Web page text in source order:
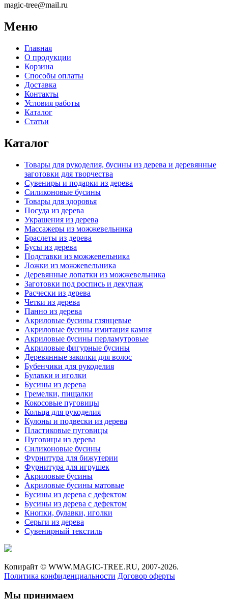
magic-tree@mail.ru
Меню
Главная
О продукции
Корзина
Способы оплаты
Доставка
Контакты
Условия работы
Каталог
Статьи
Каталог
Товары для рукоделия, бусины из дерева и деревянные
заготовки для творчества
Сувениры и подарки из дерева
Силиконовые бусины
Товары для здоровья
Посуда из дерева
Украшения из дерева
Массажеры из можжевельника
Браслеты из дерева
Бусы из дерева
Подставки из можжевельника
Ложки из можжевельника
Деревянные лопатки из можжевельника
Заготовки под роспись и декупаж
Расчески из дерева
Четки из дерева
Панно из дерева
Акриловые бусины глянцевые
Акриловые бусины имитация камня
Акриловые бусины перламутровые
Акриловые фигурные бусины
Деревянные заколки для волос
Бубенчики для рукоделия
Булавки и иголки
Бусины из дерева
Гремелки, пищалки
Кокосовые пуговицы
Кольца для рукоделия
Кулоны и подвески из дерева
Пластиковые пуговицы
Пуговицы из дерева
Силиконовые бусины
Фурнитура для бижутерии
Фурнитура для игрушек
Акриловые бусины
Акриловые бусины матовые
Бусины из дерева с дефектом
Бусины из дерева с дефектом
Кнопки, булавки, иголки
Серьги из дерева
Сувенирный текстиль
Копирайт © WWW.MAGIC-TREE.RU, 2007-2026.
Политика конфиденциальности Договор оферты
Мы принимаем